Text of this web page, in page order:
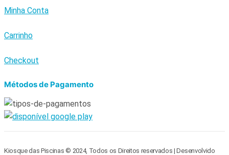
Minha Conta
Carrinho
Checkout
Métodos de Pagamento
Kiosque das Piscinas © 2024, Todos os Direitos reservados | Desenvolvido